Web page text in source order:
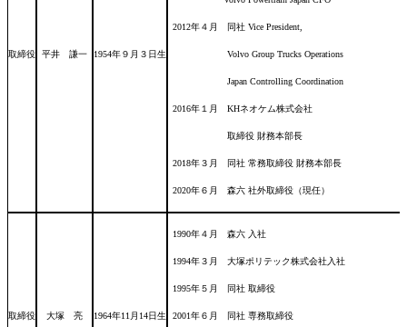
取締役 平井 謙一 1954年９月３日生
2012年４月 同社 Vice President,
Volvo Group Trucks Operations
Japan Controlling Coordination
2016年１月 KHネオケム株式会社
取締役 財務本部長
2018年３月 同社 常務取締役 財務本部長
2020年６月 森六 社外取締役（現任）
取締役 大塚 亮 1964年11月14日生
1990年４月 森六 入社
1994年３月 大塚ポリテック株式会社入社
1995年５月 同社 取締役
2001年６月 同社 専務取締役